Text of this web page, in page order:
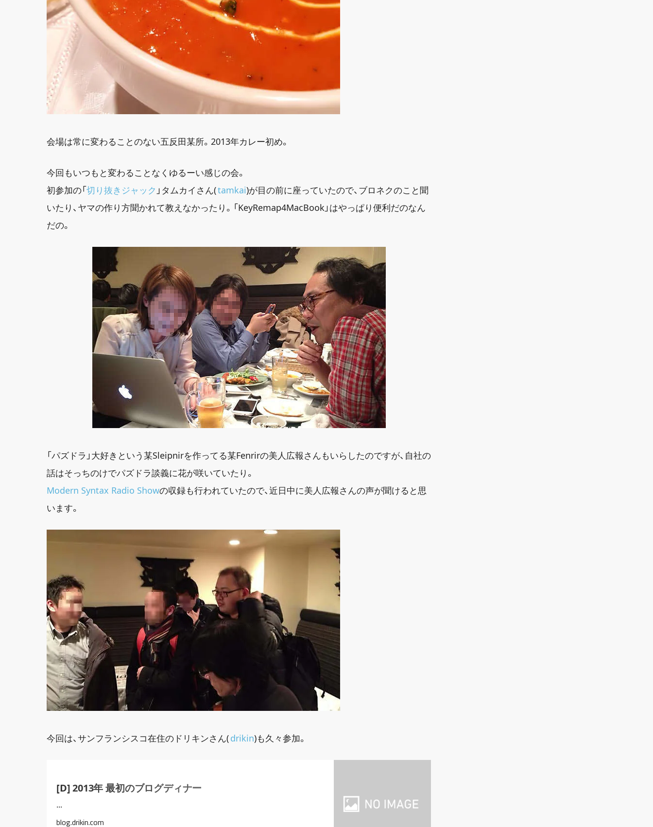
会場は常に変わることのない五反田某所。2013年カレー初め。
今回もいつもと変わることなくゆるーい感じの会。
初参加の「切り抜きジャック 」タムカイさん(tamkai)が目の前に座っていたので、ブロネクのこと聞
いたり、ヤマの作り方聞かれて教えなかったり。「KeyRemap4MacBook」はやっぱり便利だのなん
だの。
「パズドラ」大好きという某Sleipnirを作ってる某Fenrirの美人広報さんもいらしたのですが、自社の
話はそっちのけでパズドラ談義に花が咲いていたり。
Modern Syntax Radio Showの収録も行われていたので、近日中に美人広報さんの声が聞けると思
います。
今回は、サンフランシスコ在住のドリキンさん(drikin)も久々参加。
[D] 2013年 最初のブログディナー
...
blog.drikin.com